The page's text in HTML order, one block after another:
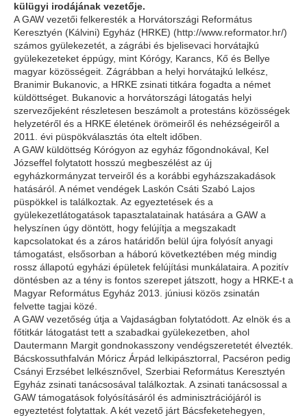
külügyi irodájának vezetője.
A GAW vezetői felkeresték a Horvátországi Református
Keresztyén (Kálvini) Egyház (HRKE) (http://www.reformator.hr/)
számos gyülekezetét, a zágrábi és bjelisevaci horvátajkú
gyülekezeteket éppúgy, mint Kórógy, Karancs, Kő és Bellye
magyar közösségeit. Zágrábban a helyi horvátajkú lelkész,
Branimir Bukanovic, a HRKE zsinati titkára fogadta a német
küldöttséget. Bukanovic a horvátországi látogatás helyi
szervezőjeként részletesen beszámolt a protestáns közösségek
helyzetéről és a HRKE életének örömeiről és nehézségeiről a
2011. évi püspökválasztás óta eltelt időben.
A GAW küldöttség Kórógyon az egyház főgondnokával, Kel
Józseffel folytatott hosszú megbeszélést az új
egyházkormányzat terveiről és a korábbi egyházszakadások
hatásáról. A német vendégek Laskón Csáti Szabó Lajos
püspökkel is találkoztak. Az egyeztetések és a
gyülekezetlátogatások tapasztalatainak hatására a GAW a
helyszínen úgy döntött, hogy felújítja a megszakadt
kapcsolatokat és a záros határidőn belül újra folyósít anyagi
támogatást, elsősorban a háború következtében még mindig
rossz állapotú egyházi épületek felújítási munkálataira. A pozitív
döntésben az a tény is fontos szerepet játszott, hogy a HRKE-t a
Magyar Református Egyház 2013. júniusi közös zsinatán
felvette tagjai közé.
A GAW vezetőség útja a Vajdaságban folytatódott. Az elnök és a
főtitkár látogatást tett a szabadkai gyülekezetben, ahol
Dautermann Margit gondnokasszony vendégszeretetét élvezték.
Bácskossuthfalván Móricz Árpád lelkipásztorral, Pacséron pedig
Csányi Erzsébet lelkésznővel, Szerbiai Református Keresztyén
Egyház zsinati tanácsosával találkoztak. A zsinati tanácsossal a
GAW támogatások folyósításáról és adminisztrációjáról is
egyeztetést folytattak. A két vezető járt Bácsfeketehegyen,